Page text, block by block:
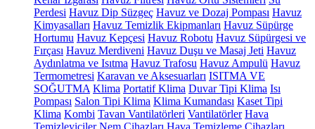
Perdesi Havuz Dip Süzgeç Havuz ve Dozaj Pompası Havuz
Kimyasalları Havuz Temizlik Ekipmanları Havuz Süpürge
Hortumu Havuz Kepçesi Havuz Robotu Havuz Süpürgesi ve
Fırçası Havuz Merdiveni Havuz Duşu ve Masaj Jeti Havuz
Aydınlatma ve Isıtma Havuz Trafosu Havuz Ampulü Havuz
Termometresi Karavan ve Aksesuarları ISITMA VE
SOĞUTMA Klima Portatif Klima Duvar Tipi Klima Isı
Pompası Salon Tipi Klima Klima Kumandası Kaset Tipi
Klima Kombi Tavan Vantilatörleri Vantilatörler Hava
Temizleyiciler Nem Cihazları Hava Temizleme Cihazları